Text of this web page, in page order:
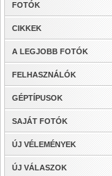
FOTÓK
CIKKEK
A LEGJOBB FOTÓK
FELHASZNÁLÓK
GÉPTÍPUSOK
SAJÁT FOTÓK
ÚJ VÉLEMÉNYEK
ÚJ VÁLASZOK